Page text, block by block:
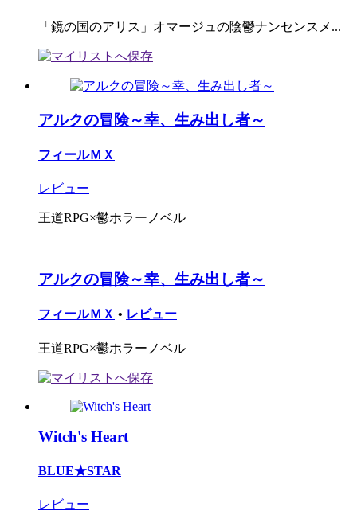
「鏡の国のアリス」オマージュの陰鬱ナンセンスメ...
アルクの冒険～幸、生み出し者～
フィールＭＸ
レビュー
王道RPG×鬱ホラーノベル
アルクの冒険～幸、生み出し者～
フィールＭＸ • レビュー
王道RPG×鬱ホラーノベル
Witch's Heart
BLUE★STAR
レビュー